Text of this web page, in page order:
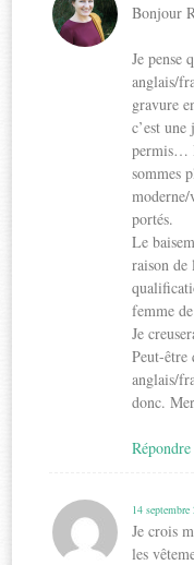
Bonjour
Je pense
anglais/
gravure
c’est
permis…
sommes
portés.
Le
raison de
femme
Je
Peut-être
anglais/
donc.
Répondre
14
Je crois
les